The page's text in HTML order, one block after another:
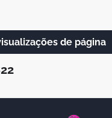
de página